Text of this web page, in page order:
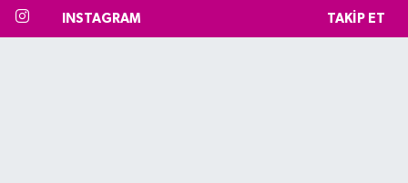
INSTAGRAM TAKIP ET